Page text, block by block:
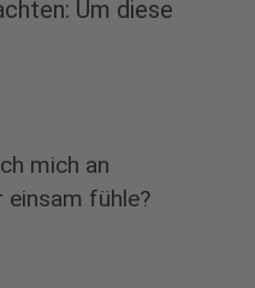
Um diese
mich an
einsam fühle?